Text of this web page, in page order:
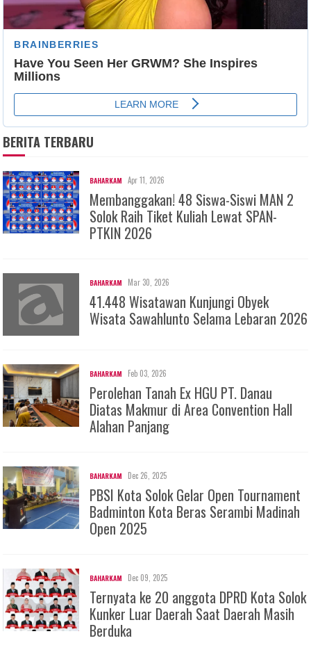
BERITA TERBARU
BAHARKAM Apr 11, 2026
Membanggakan! 48 Siswa-Siswi MAN 2
Solok Raih Tiket Kuliah Lewat SPAN-
PTKIN 2026
BAHARKAM Mar 30, 2026
41.448 Wisatawan Kunjungi Obyek
Wisata Sawahlunto Selama Lebaran 2026
BAHARKAM Feb 03, 2026
Perolehan Tanah Ex HGU PT. Danau
Diatas Makmur di Area Convention Hall
Alahan Panjang
BAHARKAM Dec 26, 2025
PBSI Kota Solok Gelar Open Tournament
Badminton Kota Beras Serambi Madinah
Open 2025
BAHARKAM Dec 09, 2025
Ternyata ke 20 anggota DPRD Kota Solok
Kunker Luar Daerah Saat Daerah Masih
Berduka